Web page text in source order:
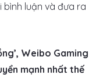
bình luận và đưa ra
Weibo Gaming
mạnh nhất thế